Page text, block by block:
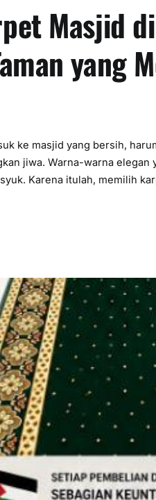
Masjid
yang
ke masjid yang bersih,
jiwa. Warna-warna elegan
Karena itulah, memilih